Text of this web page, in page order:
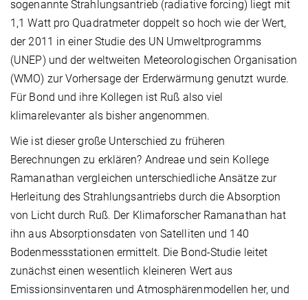
sogenannte Strahlungsantrieb (radiative forcing) liegt mit
1,1 Watt pro Quadratmeter doppelt so hoch wie der Wert,
der 2011 in einer Studie des UN Umweltprogramms
(UNEP) und der weltweiten Meteorologischen Organisation
(WMO) zur Vorhersage der Erderwärmung genutzt wurde.
Für Bond und ihre Kollegen ist Ruß also viel
klimarelevanter als bisher angenommen.
Wie ist dieser große Unterschied zu früheren
Berechnungen zu erklären? Andreae und sein Kollege
Ramanathan vergleichen unterschiedliche Ansätze zur
Herleitung des Strahlungsantriebs durch die Absorption
von Licht durch Ruß. Der Klimaforscher Ramanathan hat
ihn aus Absorptionsdaten von Satelliten und 140
Bodenmessstationen ermittelt. Die Bond-Studie leitet
zunächst einen wesentlich kleineren Wert aus
Emissionsinventaren und Atmosphärenmodellen her, und